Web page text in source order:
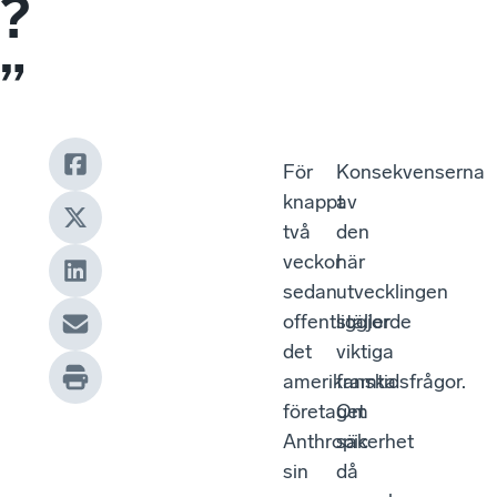
?
”
För
knappt
två
veckor
sedan
offentliggjorde
det
amerikanska
företaget
Anthropic
sin
Konsekvenserna
av
den
här
utvecklingen
ställer
viktiga
framtidsfrågor.
Om
säkerhet
då